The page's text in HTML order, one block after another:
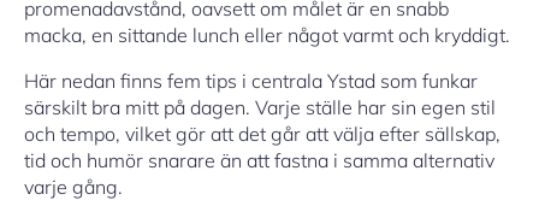
promenadavstånd, oavsett om målet är en snabb
macka, en sittande lunch eller något varmt och kryddigt.
Här nedan finns fem tips i centrala Ystad som funkar
särskilt bra mitt på dagen. Varje ställe har sin egen stil
och tempo, vilket gör att det går att välja efter sällskap,
tid och humör snarare än att fastna i samma alternativ
varje gång.